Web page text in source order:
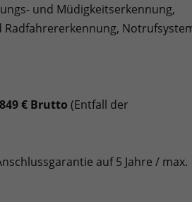
und Müdigkeitserkennung,
€ Brutto (Entfall der
auf 5 Jahre / max.